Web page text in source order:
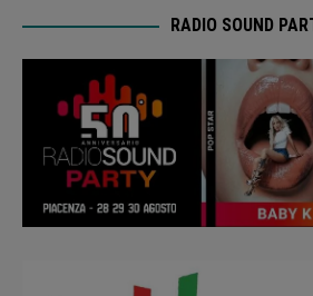
RADIO SOUND